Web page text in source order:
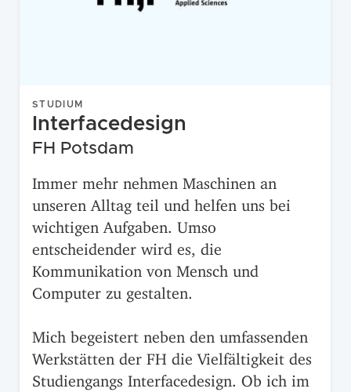
STUDIUM
Interfacedesign
FH Potsdam
Immer mehr nehmen Maschinen an
unseren Alltag teil und helfen uns bei
wichtigen Aufgaben. Umso
entscheidender wird es, die
Kommunikation von Mensch und
Computer zu gestalten.
Mich begeistert neben den umfassenden
Werkstätten der FH die Vielfältigkeit des
Studiengangs Interfacedesign. Ob ich im